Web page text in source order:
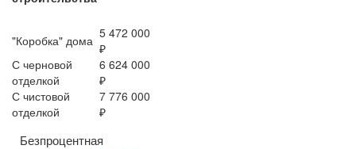
"Коробка" дома 5 472 000
₽
С черновой
отделкой
6 624 000
₽
С чистовой
отделкой
7 776 000
₽
Безпроцентная